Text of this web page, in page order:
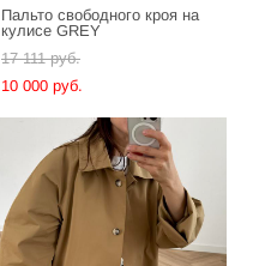
Пальто свободного кроя на
кулисе GREY
17 111 pуб.
10 000 pуб.